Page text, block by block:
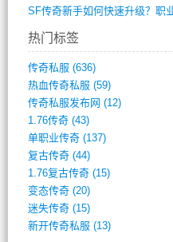
热门标签
传奇私服 (636)
热血传奇私服 (59)
传奇私服发布网 (12)
1.76传奇(43)
单职业传奇(137)
复古传奇(44)
1.76复古传奇(15)
变态传奇(20)
迷失传奇(15)
新开传奇私服 (13)